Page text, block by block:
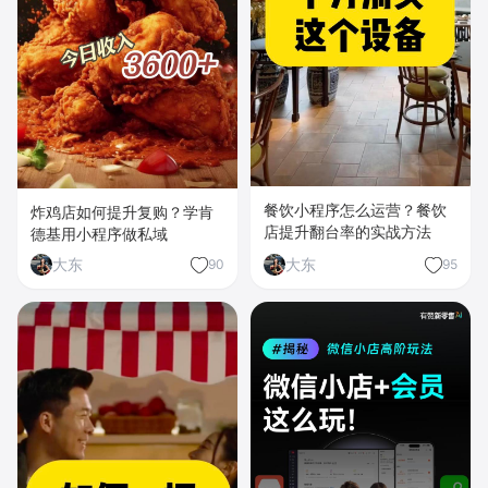
炸鸡店如何提升复购？学肯
德基用小程序做私域
大东
90
餐饮小程序怎么运营？餐饮
店提升翻台率的实战方法
大东
95